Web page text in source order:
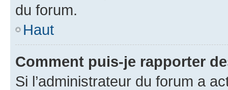
du forum.
Haut
Comment puis-je rapporter
Si l’administrateur du forum a